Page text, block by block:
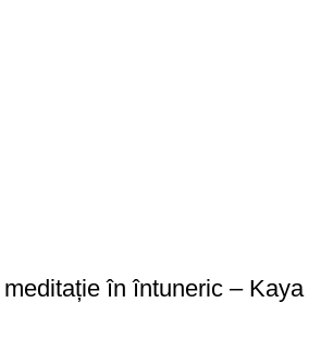
în întuneric – Kaya